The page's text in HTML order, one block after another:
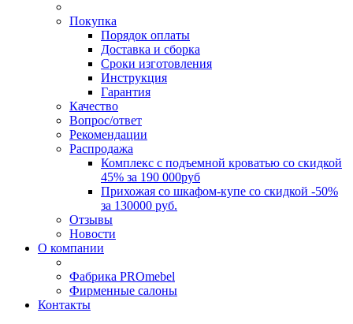
Покупка
Порядок оплаты
Доставка и сборка
Сроки изготовления
Инструкция
Гарантия
Качество
Вопрос/ответ
Рекомендации
Распродажа
Комплекс с подъемной кроватью со скидкой
45% за 190 000руб
Прихожая со шкафом-купе со скидкой -50%
за 130000 руб.
Отзывы
Новости
О компании
Фабрика PROmebel
Фирменные салоны
Контакты